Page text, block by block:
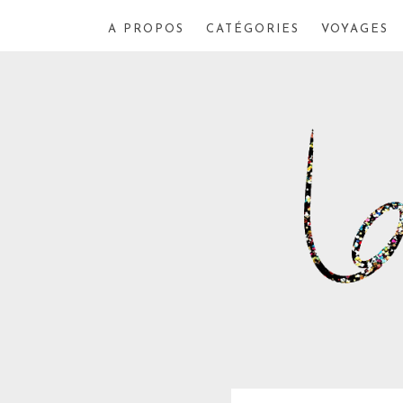
A PROPOS CATÉGORIES VOYAGES